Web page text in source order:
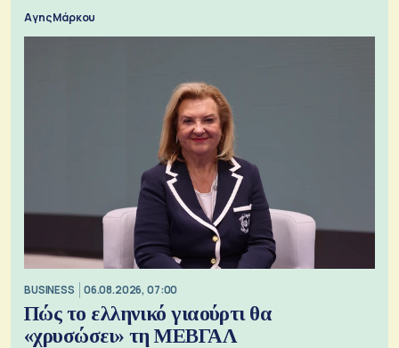
Αγης Μάρκου
BUSINESS 06.08.2026, 07:00
Πώς το ελληνικό γιαούρτι θα
«χρυσώσει» τη ΜΕΒΓΑΛ